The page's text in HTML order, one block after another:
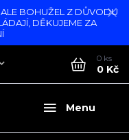
BOHUŽEL Z DŮVODU
DĚKUJEME ZA
Menu
0 ks
0 Kč